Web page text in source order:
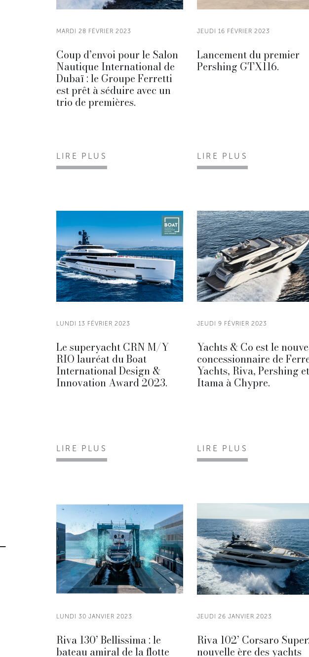
MARDI 28 FÉVRIER 2023
Coup d’envoi pour le Salon
Nautique International de
Dubaï : le Groupe Ferretti
est prêt à séduire avec un
trio de premières.
LIRE PLUS
JEUDI 16 FÉVRIER 2023
Lancement du premier
Pershing GTX116.
LIRE PLUS
LUNDI 13 FÉVRIER 2023
Le superyacht CRN M/Y
RIO lauréat du Boat
International Design &
Innovation Award 2023.
LIRE PLUS
JEUDI 9 FÉVRIER 2023
Yachts & Co est le
concessionnaire de
Yachts, Riva, Pershing et
Itama à Chypre.
LIRE PLUS
LUNDI 30 JANVIER 2023
Riva 130’ Bellissima : le
bateau amiral de la flotte
JEUDI 26 JANVIER 2023
Riva 102’ Corsaro
nouvelle ère des yachts